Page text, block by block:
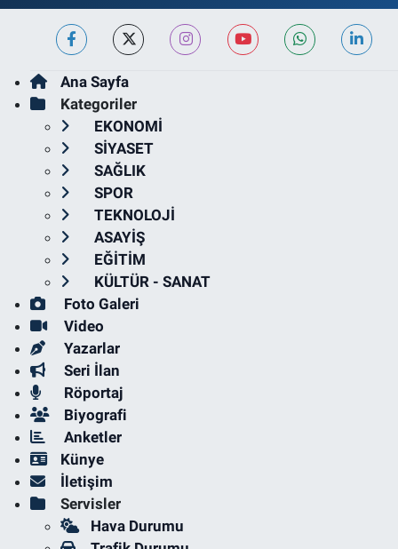
Ana Sayfa
Kategoriler
EKONOMİ
SİYASET
SAĞLIK
SPOR
TEKNOLOJİ
ASAYİŞ
EĞİTİM
KÜLTÜR - SANAT
Foto Galeri
Video
Yazarlar
Seri İlan
Röportaj
Biyografi
Anketler
Künye
İletişim
Servisler
Hava Durumu